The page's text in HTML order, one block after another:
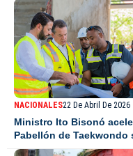
NACIONALES22 De Abril De 2026
Ministro Ito Bisonó
Pabellón de Taekwondo